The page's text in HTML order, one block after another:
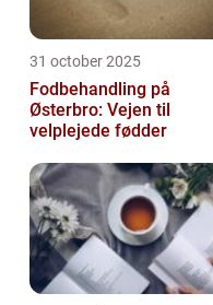
31 october 2025
Fodbehandling på
Østerbro: Vejen til
velplejede fødder